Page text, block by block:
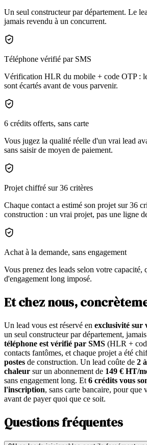
Un seul constructeur par département. Le
jamais revendu à un concurrent.
Téléphone vérifié par SMS
Vérification HLR du mobile + code OTP :
sont écartés avant de vous parvenir.
6 crédits offerts, sans carte
Vous jugez la qualité réelle d'un vrai lead
sans saisir de moyen de paiement.
Projet chiffré sur 36 critères
Chaque contact a estimé son projet sur 36
construction : un vrai projet, pas une ligne
Achat à la demande, sans engagement
Vous prenez des leads selon votre capacité,
d'engagement long imposé.
Et chez nous,
Un lead vous est réservé en exclusivité sur
un seul constructeur par département,
téléphone est vérifié par SMS (HLR +
contacts fantômes, et chaque projet a été
postes de construction. Un lead coûte de 2
chaleur sur un abonnement de 149 € HT/
sans engagement long. Et 6 crédits vous
l'inscription, sans carte bancaire, pour que
avant de payer quoi que ce soit.
Questions fréquentes